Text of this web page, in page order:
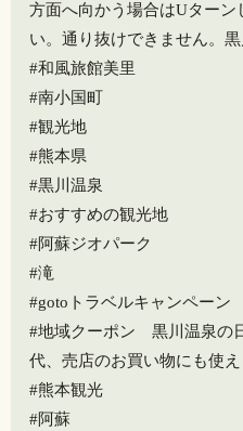
方面へ向かう場合はUターン
い。通り抜けできません。
#和風旅館美里
#南小国町
#観光地
#熊本県
#黒川温泉
#おすすめの観光地
#阿蘇ジオパーク
#滝
#gotoトラベルキャンペーン
#地域クーポン 黒川温泉の
代、売店のお買い物にも使
#熊本観光
#阿蘇